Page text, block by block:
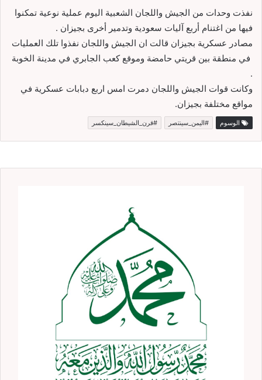
نفذت وحدات من الجيش واللجان الشعبية اليوم عملية نوعية تمكنوا
فيها من اغتنام أربع آليات سعودية وتدمير أخرى بجيزان .
مصادر عسكرية بجيزان قالت ان الجيش واللجان نفذوا تلك العمليات
في منطقة بين قريتي حامضة وموقع كعب الجابري في مدينة الخوبة
.
وكانت قوات الجيش واللجان دمرت امس اربع دبابات عسكرية في
مواقع مختلفة بجيزان.
الوسوم #اليمن_سينتصر #قرن_الشيطان_سينكسر